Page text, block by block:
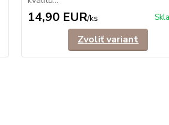
14,90 EUR/ks
Zvoliť variant